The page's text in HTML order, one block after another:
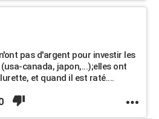
pas d'argent pour investir les
canada, japon,...);elles ont
et quand il est raté....